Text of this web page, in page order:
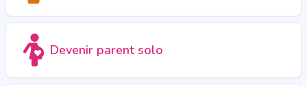
Devenir parent solo